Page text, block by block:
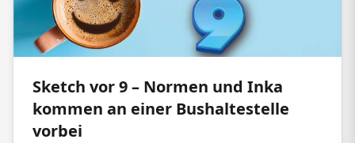
Sketch vor 9 – Normen und Inka
kommen an einer Bushaltestelle
vorbei